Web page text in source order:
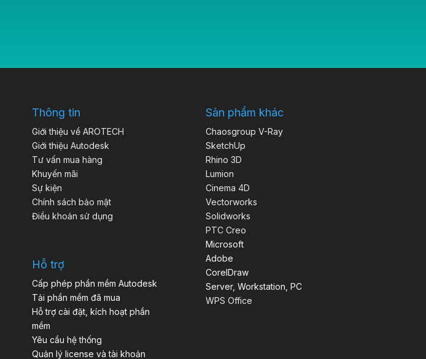
Thông tin
Giới thiệu về AROTECH
Giới thiệu Autodesk
Tư vấn mua hàng
Khuyến mãi
Sự kiện
Chính sách bảo mật
Điều khoản sử dụng
Hỗ trợ
Cấp phép phần mềm Autodesk
Tải phần mềm đã mua
Hỗ trợ cài đặt, kích hoạt phần
mềm
Yêu cầu hệ thống
Quản lý license và tài khoản
Sản phẩm khác
Chaosgroup V-Ray
SketchUp
Rhino 3D
Lumion
Cinema 4D
Vectorworks
Solidworks
PTC Creo
Microsoft
Adobe
CorelDraw
Server, Workstation, PC
WPS Office